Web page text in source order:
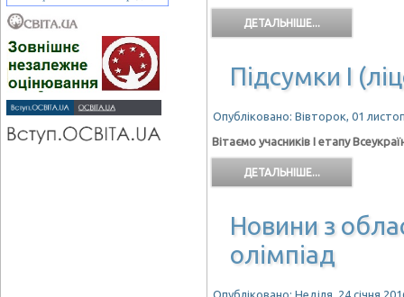
ДЕТАЛЬНІШЕ...
Підсумки І
Опубліковано: Вівторок, 01
Вітаємо учасників І етапу
ДЕТАЛЬНІШЕ...
Новини з
олімпіад